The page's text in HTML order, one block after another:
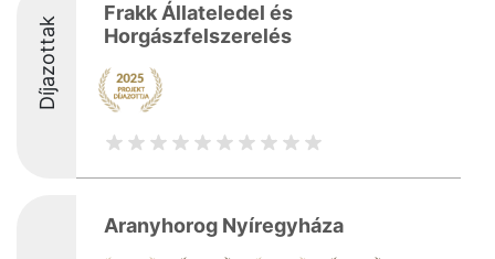
Díjazottak
Frakk Állateledel és
Horgászfelszerelés
Aranyhorog Nyíregyháza